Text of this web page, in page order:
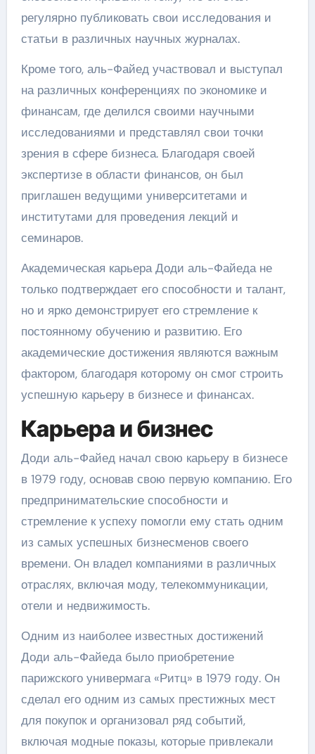
регулярно публиковать свои исследования и
статьи в различных научных журналах.
Кроме того, аль-Файед участвовал и выступал
на различных конференциях по экономике и
финансам, где делился своими научными
исследованиями и представлял свои точки
зрения в сфере бизнеса. Благодаря своей
экспертизе в области финансов, он был
приглашен ведущими университетами и
институтами для проведения лекций и
семинаров.
Академическая карьера Доди аль-Файеда не
только подтверждает его способности и талант,
но и ярко демонстрирует его стремление к
постоянному обучению и развитию. Его
академические достижения являются важным
фактором, благодаря которому он смог строить
успешную карьеру в бизнесе и финансах.
Карьера и бизнес
Доди аль-Файед начал свою карьеру в бизнесе
в 1979 году, основав свою первую компанию. Его
предпринимательские способности и
стремление к успеху помогли ему стать одним
из самых успешных бизнесменов своего
времени. Он владел компаниями в различных
отраслях, включая моду, телекоммуникации,
отели и недвижимость.
Одним из наиболее известных достижений
Доди аль-Файеда было приобретение
парижского универмага «Ритц» в 1979 году. Он
сделал его одним из самых престижных мест
для покупок и организовал ряд событий,
включая модные показы, которые привлекали